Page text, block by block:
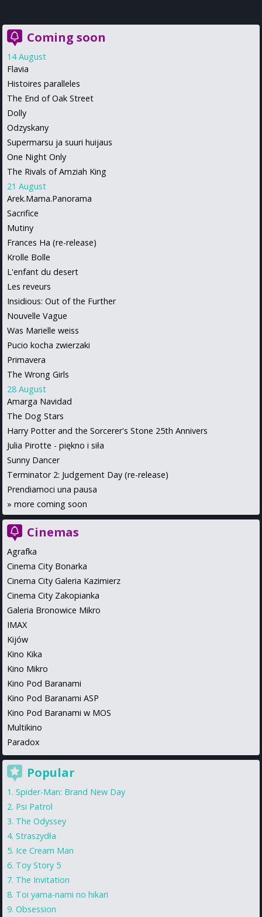
Coming soon
14 August
Flavia
Histoires paralleles
The End of Oak Street
Dolly
Odzyskany
Supermarsu ja suuri huijaus
One Night Only
The Rivals of Amziah King
21 August
Arek.Mama.Panorama
Sacrifice
Mutiny
Frances Ha (re-release)
Krolle Bolle
L'enfant du desert
Les reveurs
Insidious: Out of the Further
Nouvelle Vague
Was Marielle weiss
Pucio kocha zwierzaki
Primavera
The Wrong Girls
28 August
Amarga Navidad
The Dog Stars
Harry Potter and the Sorcerer's Stone 25th Annivers
Julia Pirotte - piękno i siła
Sunny Dancer
Terminator 2: Judgement Day (re-release)
Prendiamoci una pausa
» more coming soon
Cinemas
Agrafka
Cinema City Bonarka
Cinema City Galeria Kazimierz
Cinema City Zakopianka
Galeria Bronowice Mikro
IMAX
Kijów
Kino Kika
Kino Mikro
Kino Pod Baranami
Kino Pod Baranami ASP
Kino Pod Baranami w MOS
Multikino
Paradox
Popular
Spider-Man: Brand New Day
Psi Patrol
The Odyssey
Straszydła
Ice Cream Man
Toy Story 5
The Invitation
Toi yama-nami no hikari
Obsession